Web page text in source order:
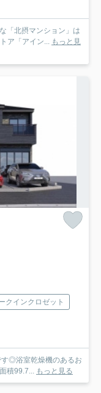
「北摂マンション」は
ア「アイン... もっと見
クインクロゼット
す◎浴室乾燥機のあるお
積99.7... もっと見る